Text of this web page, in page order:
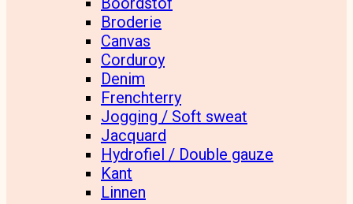
Broderie
Canvas
Corduroy
Denim
Frenchterry
Jogging / Soft sweat
Jacquard
Hydrofiel / Double gauze
Kant
Linnen